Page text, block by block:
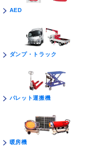
AED
ダンプ・トラック
パレット運搬機
暖房機